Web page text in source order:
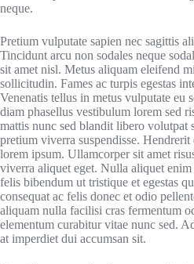
neque.
Pretium vulputate sapien nec sagittis
Tincidunt arcu non sodales neque
sit amet nisl. Metus aliquam eleifend
sollicitudin. Fames ac turpis egestas
Venenatis tellus in metus vulputate eu
diam phasellus vestibulum lorem sed
mattis nunc sed blandit libero volutpat
pretium viverra suspendisse. Hendrerit
lorem ipsum. Ullamcorper sit amet
viverra aliquet eget. Nulla aliquet
felis bibendum ut tristique et egestas
consequat ac felis donec et odio
aliquam nulla facilisi cras fermentum
elementum curabitur vitae nunc sed.
at imperdiet dui accumsan sit.